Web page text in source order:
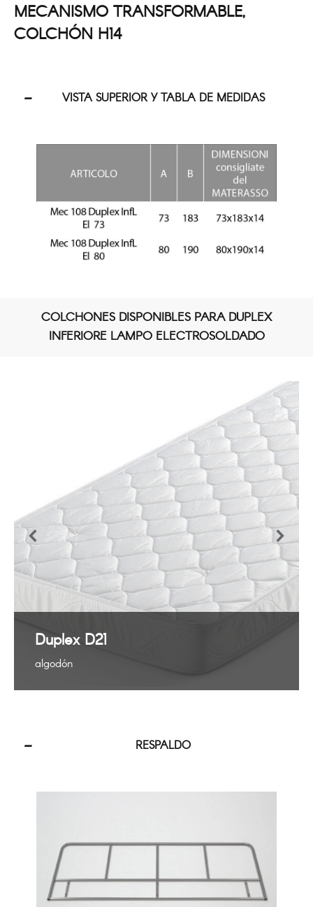
MECANISMO TRANSFORMABLE,
COLCHÓN H14
VISTA SUPERIOR Y TABLA DE MEDIDAS
COLCHONES DISPONIBLES PARA DUPLEX
INFERIORE LAMPO ELECTROSOLDADO
Duplex D21
algodón
RESPALDO